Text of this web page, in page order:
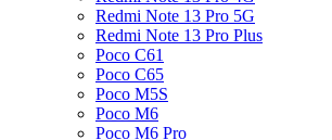
Redmi Note 13 Pro 5G
Redmi Note 13 Pro Plus
Poco C61
Poco C65
Poco M5S
Poco M6
Poco M6 Pro